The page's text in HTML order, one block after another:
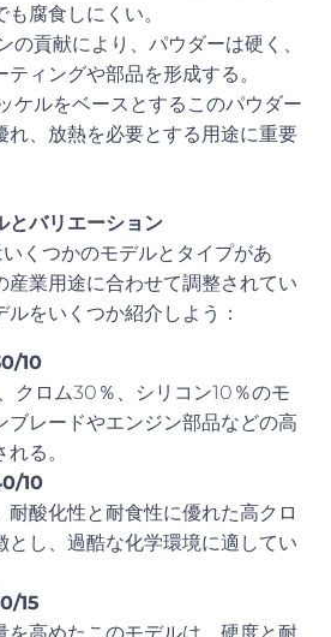
腐食しにくい。
の貢献により、パウダーは硬く、
ィングや部品を形成する。
ケルをベースとするこのパウダー
れ、放熱を必要とする用途に重要
バリエーション
くつかのモデルとタイプがあ
産業用途に合わせて調整されてい
をいくつか紹介しよう：
10
クロム30％、シリコン10％のモ
ブレードやエンジン部品などの高
る。
10
耐酸化性と耐食性に優れた高クロ
とし、過酷な化学環境に適してい
15